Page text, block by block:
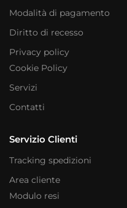
Modalità di pagamento
Diritto di recesso
Privacy policy
Cookie Policy
Servizi
Contatti
Servizio Clienti
Tracking spedizioni
Area cliente
Modulo resi